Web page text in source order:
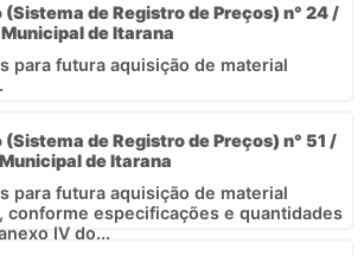
de Registro de Preços) n° 24 /
de Itarana
para futura aquisição de material
de Registro de Preços) n° 51 /
de Itarana
para futura aquisição de material
conforme especificações e quantidades
IV do...